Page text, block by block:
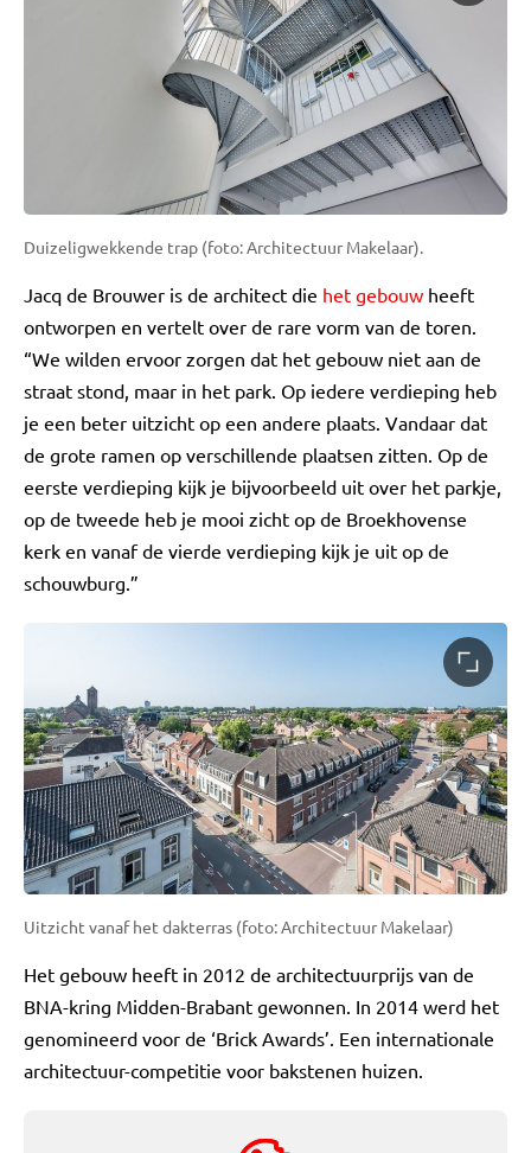
Duizeligwekkende trap (foto: Architectuur Makelaar).
Jacq de Brouwer is de architect die het gebouw heeft
ontworpen en vertelt over de rare vorm van de toren.
“We wilden ervoor zorgen dat het gebouw niet aan de
straat stond, maar in het park. Op iedere verdieping heb
je een beter uitzicht op een andere plaats. Vandaar dat
de grote ramen op verschillende plaatsen zitten. Op de
eerste verdieping kijk je bijvoorbeeld uit over het parkje,
op de tweede heb je mooi zicht op de Broekhovense
kerk en vanaf de vierde verdieping kijk je uit op de
schouwburg.”
Uitzicht vanaf het dakterras (foto: Architectuur Makelaar)
Het gebouw heeft in 2012 de architectuurprijs van de
BNA-kring Midden-Brabant gewonnen. In 2014 werd het
genomineerd voor de ‘Brick Awards’. Een internationale
architectuur-competitie voor bakstenen huizen.